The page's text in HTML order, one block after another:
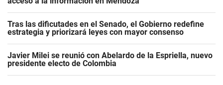
Tras las dificutades en el Senado, el Gobierno redefine
estrategia y priorizará leyes con mayor consenso
Javier Milei se reunió con Abelardo de la Espriella, nuevo
presidente electo de Colombia